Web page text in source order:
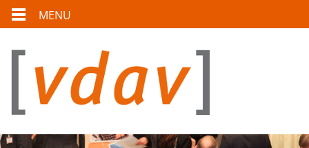
MENU